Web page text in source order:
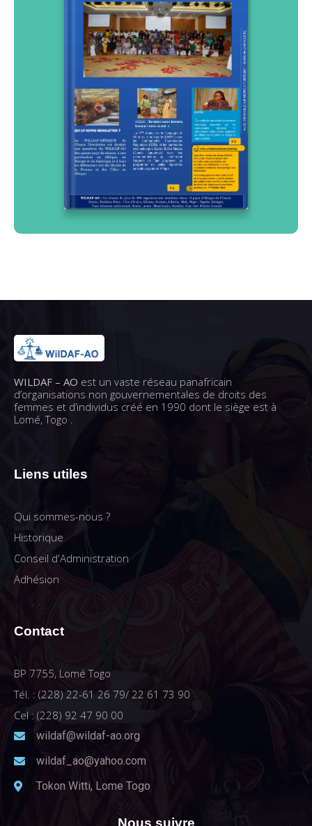
WILDAF – AO est un vaste réseau panafricain
d’organisations non gouvernementales de droits des
femmes et d’individus créé en 1990 dont le siège est à
Lomé, Togo .
Liens utiles
Qui sommes-nous ?
Historique
Conseil d'Administration
Adhésion
Contact
BP 7755, Lomé Togo
Tél. : (228) 22-61 26 79/ 22 61 73 90
Cel : (228) 92 47 90 00
wildaf@wildaf-ao.org
wildaf_ao@yahoo.com
Tokon Witti, Lome Togo
Nous suivre